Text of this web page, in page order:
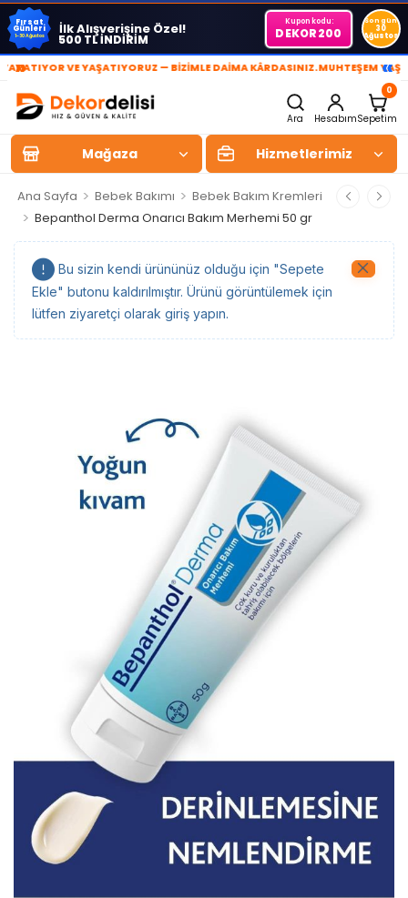
Fırsat
Günleri
1-30 Ağustos İlk Alışverişine Özel!
500 TL İNDİRİM
Kupon kodu:
DEKOR200
Son gün
30
Ağustos
» VE YAŞATIYORUZ — BİZİMLE DAİMA KÂRDASINIZ.MUHTEŞEM YAŞAM
«
Ara Hesabım
0
Sepetim
Mağaza Hizmetlerimiz
Ana Sayfa > Bebek Bakımı > Bebek Bakım Kremleri
> Bepanthol Derma Onarıcı Bakım Merhemi 50 gr
Bu sizin kendi ürününüz olduğu için "Sepete
Ekle" butonu kaldırılmıştır. Ürünü görüntülemek için
lütfen ziyaretçi olarak giriş yapın.